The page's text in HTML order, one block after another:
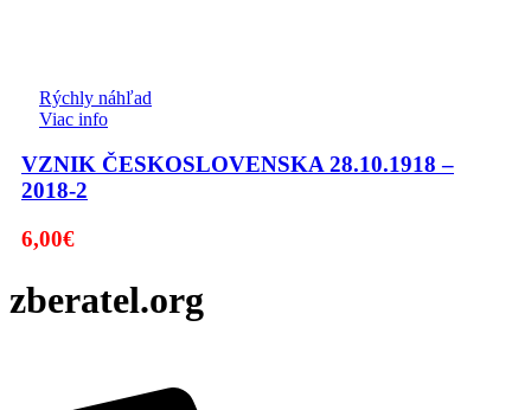
Rýchly náhľad
Viac info
VZNIK ČESKOSLOVENSKA 28.10.1918 –
2018-2
6,00€
zberatel.org